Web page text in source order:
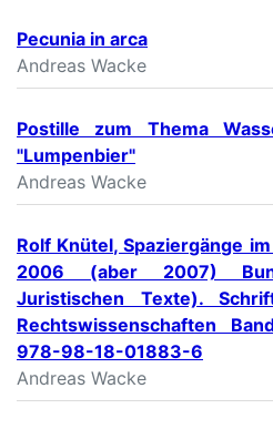
Pecunia in arca
Andreas Wacke
Postille zum Thema
"Lumpenbier"
Andreas Wacke
Rolf Knütel, Spaziergänge
2006 (aber 2007)
Juristischen Texte).
Rechtswissenschaften
978-98-18-01883-6
Andreas Wacke